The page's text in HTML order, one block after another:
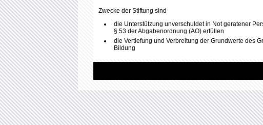
Zwecke der Stiftung sind
die Unterstützung unverschuldet in Not geratener
§ 53 der Abgabenordnung (AO) erfüllen
die Vertiefung und Verbreitung der Grundwerte des
Bildung